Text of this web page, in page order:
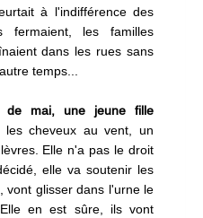
à l'indifférence des
fermaient, les familles
dans les rues sans
temps...
de mai, une jeune fille
, les cheveux au vent, un
Elle n'a pas le droit
elle va soutenir les
vont glisser dans l'urne le
en est sûre, ils vont